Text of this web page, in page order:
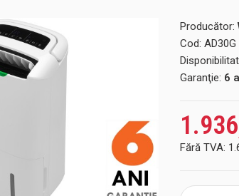
Producător:
Cod: AD30G
Garanţie: 6
Fără TVA: